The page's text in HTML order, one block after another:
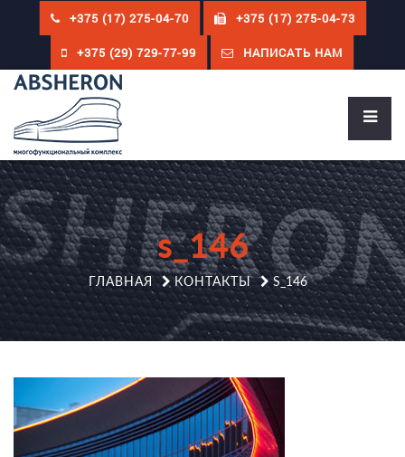
+375 (17) 275-04-70 +375 (17) 275-04-73
+375 (29) 729-77-99 НАПИСАТЬ НАМ
s_146
ГЛАВНАЯ КОНТАКТЫ S_146